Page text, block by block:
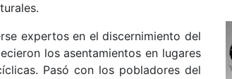
expertos en el discernimiento del
los asentamientos en lugares
Pasó con los pobladores del